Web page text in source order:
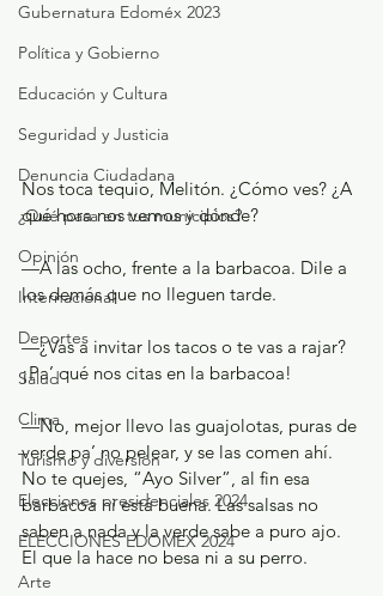
Gubernatura Edoméx 2023
Política y Gobierno
Educación y Cultura
Seguridad y Justicia
Denuncia Ciudadana
¿Qué pasa en tus municipios?
Opinión
Internacional
Deportes
Salud
Clima
Turismo y diversión
Elecciones presidenciales 2024
ELECCIONES EDOMEX 2024
Arte
Nos toca tequio, Melitón. ¿Cómo ves? ¿A
qué hora nos vemos y dónde?
—A las ocho, frente a la barbacoa. Dile a
los demás que no lleguen tarde.
—¿Vas a invitar los tacos o te vas a rajar?
¡Pa’ qué nos citas en la barbacoa!
—No, mejor llevo las guajolotas, puras de
verde pa’ no pelear, y se las comen ahí.
No te quejes, “Ayo Silver”, al fin esa
barbacoa ni está buena. Las salsas no
saben a nada y la verde sabe a puro ajo.
El que la hace no besa ni a su perro.